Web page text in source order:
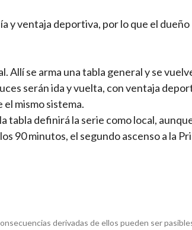
y ventaja deportiva, por lo que el dueño
Allí se arma una tabla general y se
serán ida y vuelta, con ventaja
mismo sistema.
tabla definirá la serie como local,
90 minutos, el segundo ascenso a la
derivadas de ellos pueden ser